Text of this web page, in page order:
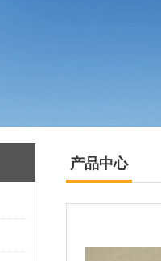
产品中心